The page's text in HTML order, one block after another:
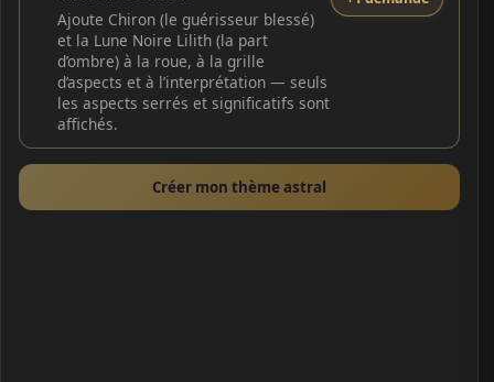
Ajoute Chiron (le guérisseur blessé)
et la Lune Noire Lilith (la part
d’ombre) à la roue, à la grille
d’aspects et à l’interprétation — seuls
les aspects serrés et significatifs sont
affichés.
Créer mon thème astral